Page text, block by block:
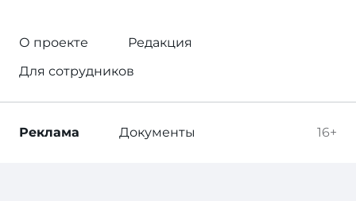
О проекте
Редакция
Для сотрудников
16+
Реклама Документы